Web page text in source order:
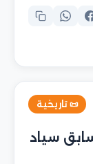
📜 تاريخية
سياد